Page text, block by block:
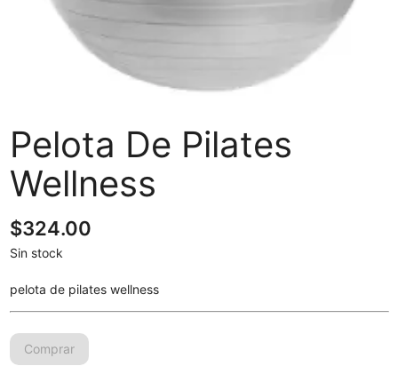
Pelota De Pilates
Wellness
$324.00
Sin stock
pelota de pilates wellness